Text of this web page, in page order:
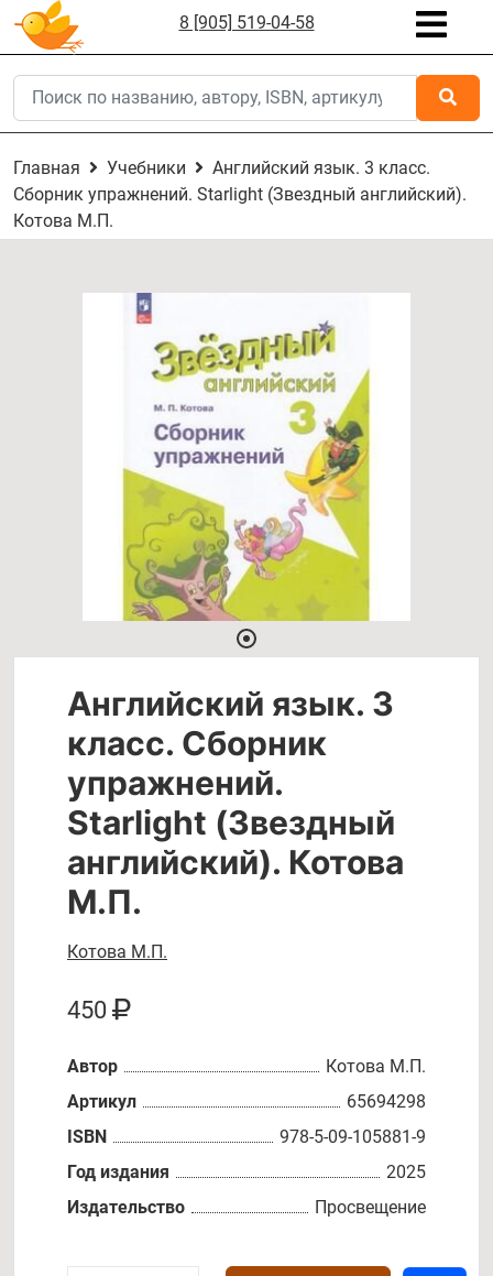
8 [905] 519-04-58
Главная Учебники
Английский язык. 3 класс.
Сборник упражнений. Starlight (Звездный английский).
Котова М.П.
Английский язык. 3
класс. Сборник
упражнений.
Starlight (Звездный
английский). Котова
М.П.
Котова М.П.
450
Автор
Котова М.П.
Артикул
65694298
ISBN
978-5-09-105881-9
Год издания
2025
Издательство
Просвещение